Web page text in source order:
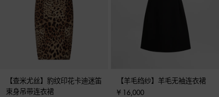
【查米尤丝】豹纹印花卡迪迷笛
束身吊带连衣裙
【羊毛绉纱】羊毛无袖连衣裙
¥ 16,000